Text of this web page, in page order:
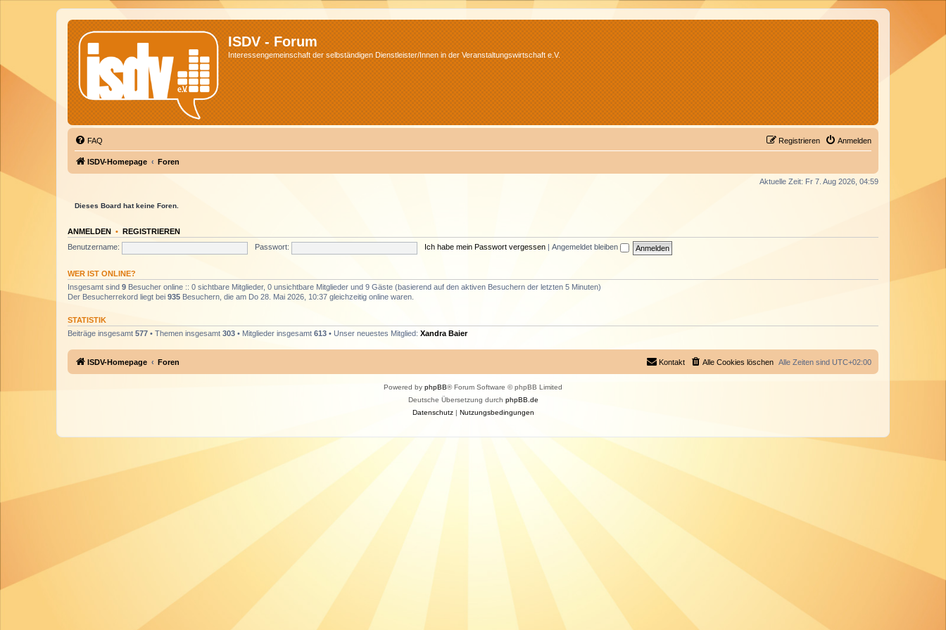
ISDV - Forum
Interessengemeinschaft der selbständigen Dienstleister/Innen in der Veranstaltungswirtschaft e.V.
FAQ Anmelden
Registrieren
ISDV-Homepage Foren
Aktuelle Zeit: Fr 7. Aug 2026, 04:59
Dieses Board hat keine Foren.
ANMELDEN • REGISTRIEREN
Benutzername:
Passwort: Ich habe mein Passwort vergessen Angemeldet bleiben
WER IST ONLINE?
Insgesamt sind 9 Besucher online :: 0 sichtbare Mitglieder, 0 unsichtbare Mitglieder und 9 Gäste (basierend auf den aktiven Besuchern der letzten 5 Minuten)
Der Besucherrekord liegt bei 935 Besuchern, die am Do 28. Mai 2026, 10:37 gleichzeitig online waren.
STATISTIK
Beiträge insgesamt 577 • Themen insgesamt 303 • Mitglieder insgesamt 613 • Unser neuestes Mitglied: Xandra Baier
ISDV-Homepage Foren Alle Zeiten sind UTC+02:00
Alle Cookies löschen
Kontakt
Powered by phpBB® Forum Software © phpBB Limited
Deutsche Übersetzung durch phpBB.de
Datenschutz| Nutzungsbedingungen